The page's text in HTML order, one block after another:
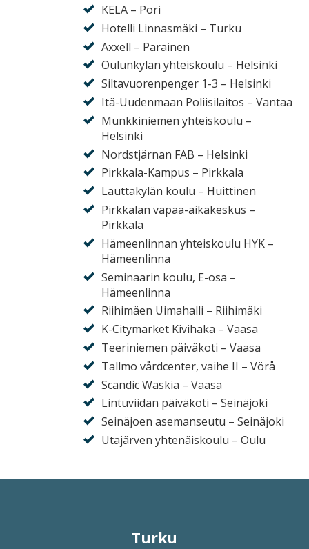
KELA – Pori
Hotelli Linnasmäki – Turku
Axxell – Parainen
Oulunkylän yhteiskoulu – Helsinki
Siltavuorenpenger 1-3 – Helsinki
Itä-Uudenmaan Poliisilaitos – Vantaa
Munkkiniemen yhteiskoulu –
Helsinki
Nordstjärnan FAB – Helsinki
Pirkkala-Kampus – Pirkkala
Lauttakylän koulu – Huittinen
Pirkkalan vapaa-aikakeskus –
Pirkkala
Hämeenlinnan yhteiskoulu HYK –
Hämeenlinna
Seminaarin koulu, E-osa –
Hämeenlinna
Riihimäen Uimahalli – Riihimäki
K-Citymarket Kivihaka – Vaasa
Teeriniemen päiväkoti – Vaasa
Tallmo vårdcenter, vaihe II – Vörå
Scandic Waskia – Vaasa
Lintuviidan päiväkoti – Seinäjoki
Seinäjoen asemanseutu – Seinäjoki
Utajärven yhtenäiskoulu – Oulu
Turku